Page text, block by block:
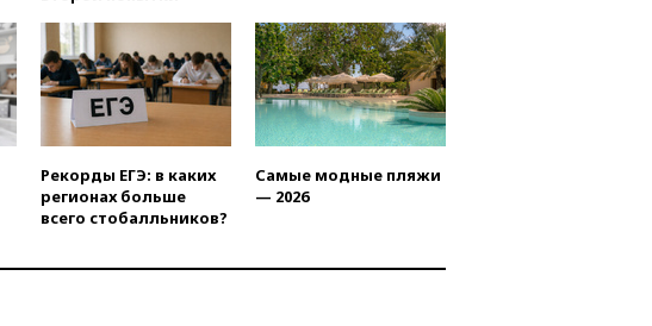
Rights Foundation
вчера, 21:35«Аэрофлот»
отменяет часть рейсов в Сочи
и Геленджик
вчера, 21:25Руслан Терновой
выиграл золото чемпионата
Европы в прыжках с 10-
метровой вышки
обращений о прекращении
Рекорды ЕГЭ: в каких
регионах больше
всего стобалльников?
Самые модные пляжи
— 2026